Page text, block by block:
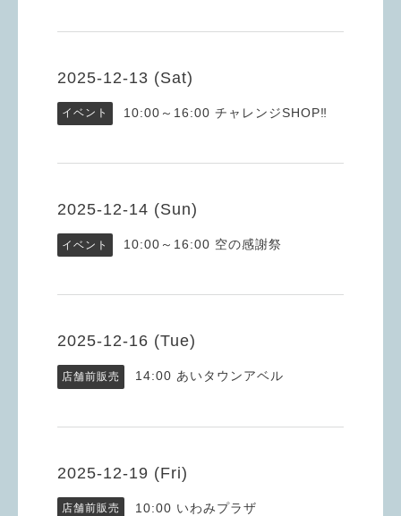
2025-12-13 (Sat)
イベント 10:00～16:00 チャレンジSHOP‼️
2025-12-14 (Sun)
イベント 10:00～16:00 空の感謝祭
2025-12-16 (Tue)
店舗前販売 14:00 あいタウンアベル
2025-12-19 (Fri)
店舗前販売 10:00 いわみプラザ